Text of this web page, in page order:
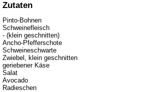
Zutaten
Pinto-Bohnen
Schweinefleisch
- (klein geschnitten)
Ancho-Pfefferschote
Schweineschwarte
Zwiebel, klein geschnitten
geriebener Käse
Salat
Avocado
Radieschen